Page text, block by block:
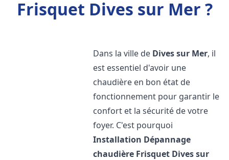
Frisquet Dives sur Mer ?
Dans la ville de Dives sur Mer, il
est essentiel d'avoir une
chaudière en bon état de
fonctionnement pour garantir le
confort et la sécurité de votre
foyer. C'est pourquoi
Installation Dépannage
chaudière Frisquet Dives sur